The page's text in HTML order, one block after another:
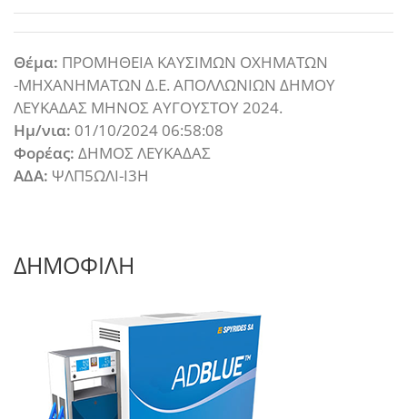
Θέμα: ΠΡΟΜΗΘΕΙΑ ΚΑΥΣΙΜΩΝ ΟΧΗΜΑΤΩΝ
-ΜΗΧΑΝΗΜΑΤΩΝ Δ.Ε. ΑΠΟΛΛΩΝΙΩΝ ΔΗΜΟΥ
ΛΕΥΚΑΔΑΣ ΜΗΝΟΣ ΑΥΓΟΥΣΤΟΥ 2024.
Ημ/νια: 01/10/2024 06:58:08
Φορέας: ΔΗΜΟΣ ΛΕΥΚΑΔΑΣ
ΑΔΑ: ΨΛΠ5ΩΛΙ-Ι3Η
ΔΗΜΟΦΙΛΗ